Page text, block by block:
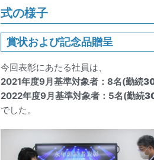
式の様子
賞状および記念品贈呈
今回表彰にあたる社員は、
2021年度9月基準対象者：8名(勤続
2022年度9月基準対象者：5名(勤続
でした。